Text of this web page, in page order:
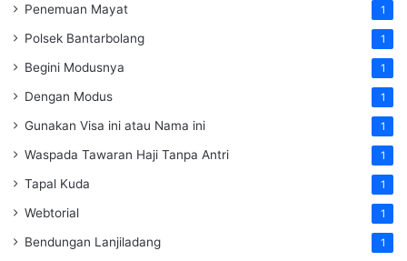
Penemuan Mayat 1
Polsek Bantarbolang 1
Begini Modusnya 1
Dengan Modus 1
Gunakan Visa ini atau Nama ini 1
Waspada Tawaran Haji Tanpa Antri 1
Tapal Kuda 1
Webtorial 1
Bendungan Lanjiladang 1